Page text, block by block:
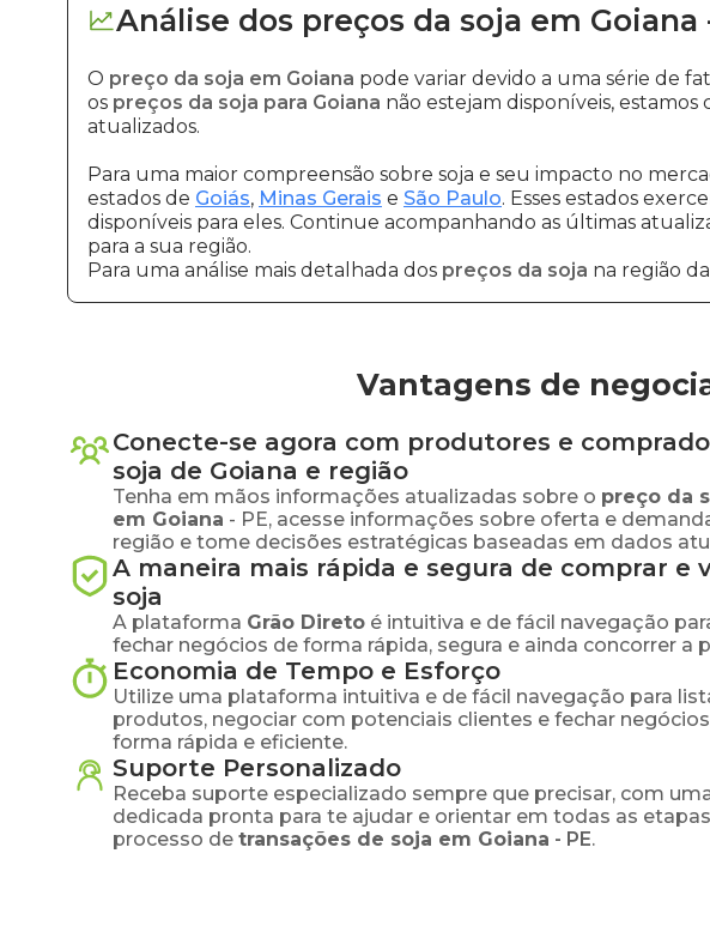
Análise dos preços da soja em Goiana
O preço da soja em Goiana pode variar devido a uma série de
os preços da soja para Goiana não estejam disponíveis,
atualizados.
Para uma maior compreensão sobre soja e seu impacto no
estados de Goiás, Minas Gerais e São Paulo. Esses estados
disponíveis para eles. Continue acompanhando as últimas
para a sua região.
Para uma análise mais detalhada dos preços da soja na região
Vantagens de
Conecte-se agora com produtores e
soja de Goiana e região
Tenha em mãos informações atualizadas sobre o preço da
em Goiana - PE, acesse informações sobre oferta e
região e tome decisões estratégicas baseadas em dados
A maneira mais rápida e segura de comprar e
soja
A plataforma Grão Direto é intuitiva e de fácil navegação
fechar negócios de forma rápida, segura e ainda concorrer a
Economia de Tempo e Esforço
Utilize uma plataforma intuitiva e de fácil navegação para
produtos, negociar com potenciais clientes e fechar
forma rápida e eficiente.
Suporte Personalizado
Receba suporte especializado sempre que precisar, com
dedicada pronta para te ajudar e orientar em todas as
processo de transações de soja em Goiana - PE.